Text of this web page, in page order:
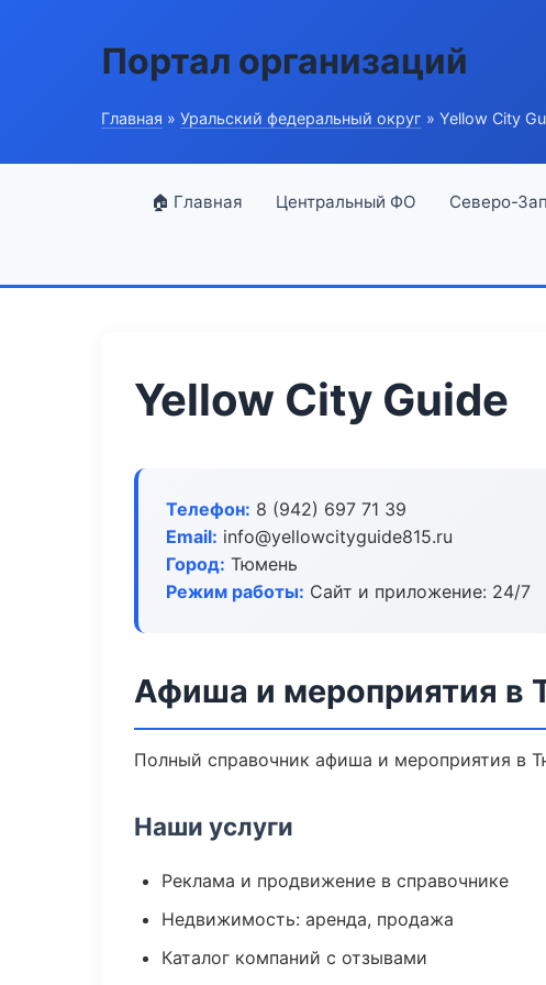
Портал организаций
Главная » Уральский федеральный округ » Yellow City
🏠 Главная Центральный ФО Северо-
Yellow City Guide
Телефон: 8 (942) 697 71 39
Email: info@yellowcityguide815.ru
Город: Тюмень
Режим работы: Сайт и приложение: 24/7
Афиша и мероприятия в
Полный справочник афиша и мероприятия в
Наши услуги
Реклама и продвижение в справочнике
Недвижимость: аренда, продажа
Каталог компаний с отзывами